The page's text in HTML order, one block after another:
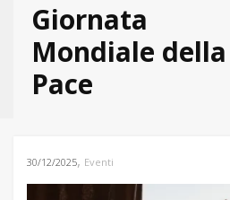
Giornata
Mondiale della
Pace
30/12/2025, Eventi